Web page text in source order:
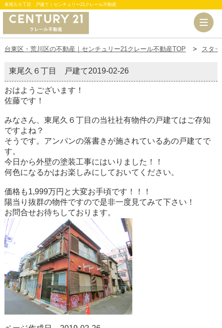
東尾久６丁目 戸建て｜センチュリー21クレール不動産
台東区・荒川区の不動産｜センチュリー21クレール不動産TOP スタ
東尾久６丁目 戸建て2019-02-26
おはようございます！
佐藤です！
みなさん、東尾久６丁目の当社社有物件の戸建てはご存知
ですよね？
そうです。アンパンの落書きが施されているあの戸建てで
す。
今日から外壁の塗装工事にはいりました！！
何色になるかはお楽しみにしておいてください。
価格も1,999万円と大変お手頃です！！！
陽当り抜群の物件ですので是非一度見てみて下さい！
お問合せお待ちしております。